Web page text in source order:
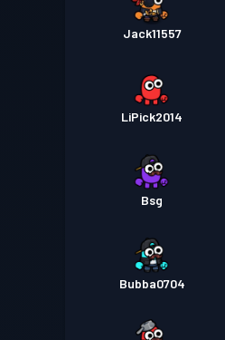
Jack11557
LiPick2014
Bsg
Bubba0704